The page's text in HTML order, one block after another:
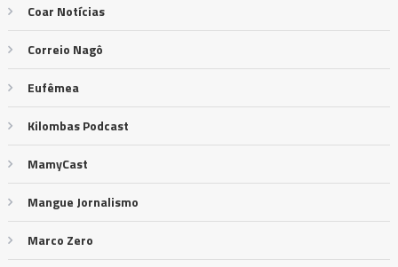
Coar Notícias
Correio Nagô
Eufêmea
Kilombas Podcast
MamyCast
Mangue Jornalismo
Marco Zero